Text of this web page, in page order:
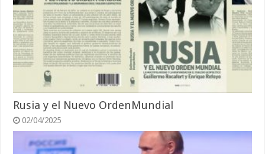
Rusia y el Nuevo OrdenMundial
02/04/2025